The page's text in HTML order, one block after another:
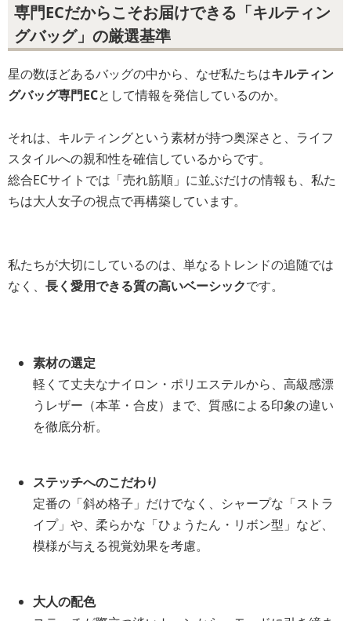
専門ECだからこそお届けできる「キルティン
グバッグ」の厳選基準
星の数ほどあるバッグの中から、なぜ私たちはキルティン
グバッグ専門ECとして情報を発信しているのか。
それは、キルティングという素材が持つ奥深さと、ライフ
スタイルへの親和性を確信しているからです。
総合ECサイトでは「売れ筋順」に並ぶだけの情報も、私た
ちは大人女子の視点で再構築しています。
私たちが大切にしているのは、単なるトレンドの追随では
なく、 長く愛用できる質の高いベーシックです。
素材の選定
軽くて丈夫なナイロン・ポリエステルから、高級感漂
うレザー（本革・合皮）まで、質感による印象の違い
を徹底分析。
ステッチへのこだわり
定番の「斜め格子」だけでなく、シャープな「ストラ
イプ」や、柔らかな「ひょうたん・リボン型」など、
模様が与える視覚効果を考慮。
大人の配色